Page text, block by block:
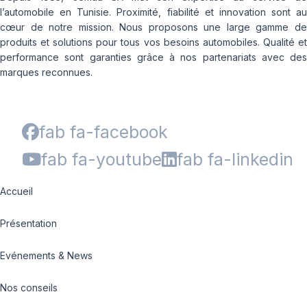
l’automobile en Tunisie. Proximité, fiabilité et innovation sont au
cœur de notre mission. Nous proposons une large gamme de
produits et solutions pour tous vos besoins automobiles. Qualité et
performance sont garanties grâce à nos partenariats avec des
marques reconnues.
fab fa-facebook
fab fa-youtube
fab fa-linkedin
Accueil
Présentation
Evénements & News
Nos conseils